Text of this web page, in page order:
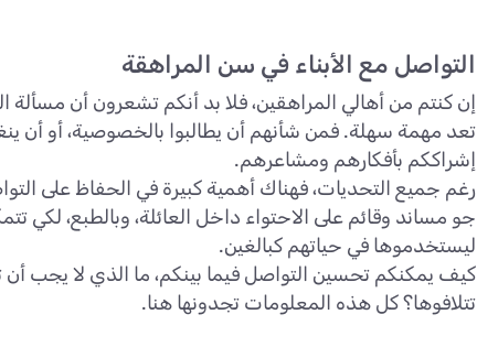
التواصل مع الأبناء في سن المراهقة
إن كنتم من أهالي المراهقين، فلا بد أنكم تشعرون أن مسألة
تعد مهمة سهلة. فمن شأنهم أن يطالبوا بالخصوصية، أو أن
إشراككم بأفكارهم ومشاعرهم.
رغم جميع التحديات، فهناك أهمية كبيرة في الحفاظ على
جو مساند وقائم على الاحتواء داخل العائلة، وبالطبع، لكي
ليستخدموها في حياتهم كبالغين.
كيف يمكنكم تحسين التواصل فيما بينكم، ما الذي لا يجب أن
تتلافوها؟ كل هذه المعلومات تجدونها هنا.